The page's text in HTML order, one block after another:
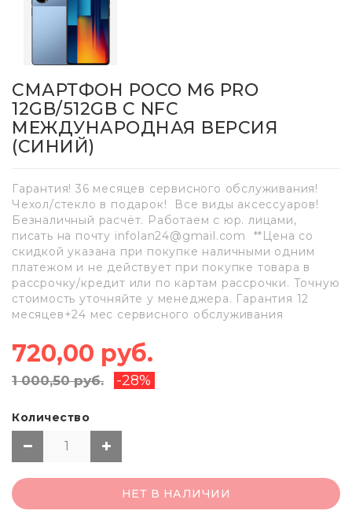
СМАРТФОН POCO M6 PRO
12GB/512GB С NFC
МЕЖДУНАРОДНАЯ ВЕРСИЯ
(СИНИЙ)
Гарантия! 36 месяцев сервисного обслуживания!
Чехол/стекло в подарок! Все виды аксессуаров!
Безналичный расчёт. Работаем с юр. лицами,
писать на почту infolan24@gmail.com **Цена со
скидкой указана при покупке наличными одним
платежом и не действует при покупке товара в
рассрочку/кредит или по картам рассрочки. Точную
стоимость уточняйте у менеджера. Гарантия 12
месяцев+24 мес сервисного обслуживания
720,00 руб.
1 000,50 руб. -28%
Количество
НЕТ В НАЛИЧИИ